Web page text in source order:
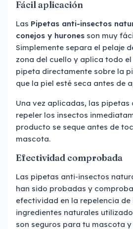
Fácil aplicación
Las Pipetas anti-insectos
conejos y hurones son muy
Simplemente separa el pelaje
zona del cuello y aplica todo
pipeta directamente sobre la
que la piel esté seca antes de
Una vez aplicadas, las pipetas
repeler los insectos
producto se seque antes de
mascota.
Efectividad comprobada
Las pipetas anti-insectos
han sido probadas y
efectividad en la repelencia de
ingredientes naturales
son seguros para tu mascota